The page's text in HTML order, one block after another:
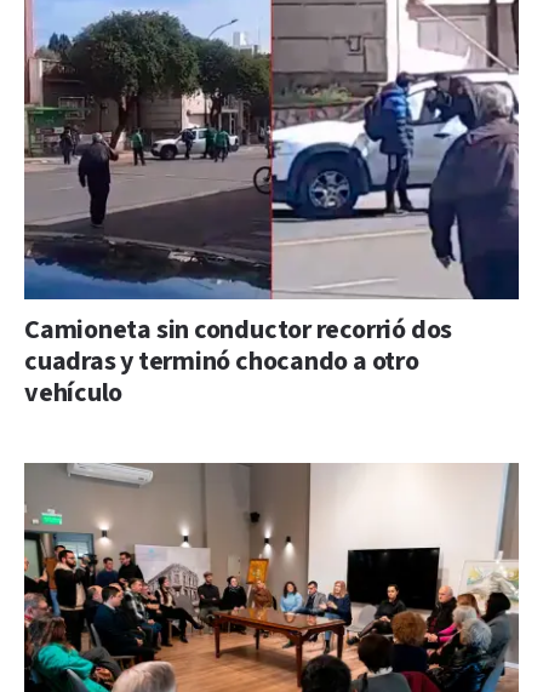
Camioneta sin conductor recorrió dos
cuadras y terminó chocando a otro
vehículo